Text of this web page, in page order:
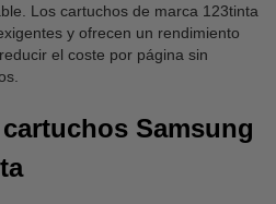
Los cartuchos de marca 123tinta
y ofrecen un rendimiento
el coste por página sin
Samsung